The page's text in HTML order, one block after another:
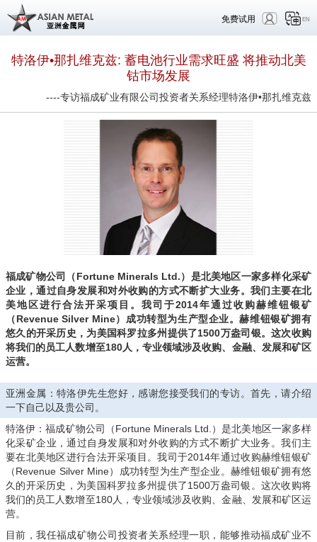
免费试用 EN
特洛伊•那扎维克兹: 蓄电池行业需求旺盛 将推动北美
钴市场发展
----专访福成矿业有限公司投资者关系经理特洛伊•那扎维克兹
福成矿物公司（Fortune Minerals Ltd.）是北美地区一家多样化采矿
企业，通过自身发展和对外收购的方式不断扩大业务。我们主要在北
美地区进行合法开采项目。我司于2014年通过收购赫维钮银矿
（Revenue Silver Mine）成功转型为生产型企业。赫维钮银矿拥有
悠久的开采历史，为美国科罗拉多州提供了1500万盎司银。这次收购
将我们的员工人数增至180人，专业领域涉及收购、金融、发展和矿区
运营。
亚洲金属：特洛伊先生您好，感谢您接受我们的专访。首先，请介绍
一下自己以及贵公司。
特洛伊：福成矿物公司（Fortune Minerals Ltd.）是北美地区一家多样
化采矿企业，通过自身发展和对外收购的方式不断扩大业务。我们主
要在北美地区进行合法开采项目。我司于2014年通过收购赫维钮银矿
（Revenue Silver Mine）成功转型为生产型企业。赫维钮银矿拥有悠
久的开采历史，为美国科罗拉多州提供了1500万盎司银。这次收购将
我们的员工人数增至180人，专业领域涉及收购、金融、发展和矿区运
营。
目前，我任福成矿物公司投资者关系经理一职，能够推动福成矿业不